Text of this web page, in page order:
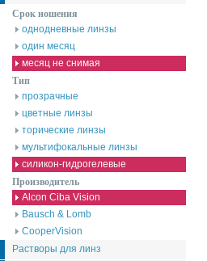
Срок ношения
однодневные линзы
один месяц
месяц не снимая
Тип
прозрачные
цветные линзы
торические линзы
мультифокальные линзы
силикон-гидрогелевые
Производитель
Alcon Ciba Vision
Bausch & Lomb
CooperVision
Растворы для линз